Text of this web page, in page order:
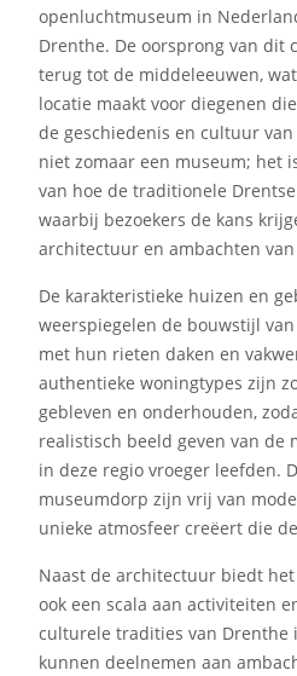
openluchtmuseum in
Drenthe. De oorsprong van dit
terug tot de middeleeuwen,
locatie maakt voor diegenen
de geschiedenis en cultuur
niet zomaar een museum; het
van hoe de traditionele
waarbij bezoekers de kans
architectuur en ambachten
De karakteristieke huizen en
weerspiegelen de bouwstijl
met hun rieten daken en
authentieke woningtypes zijn
gebleven en onderhouden,
realistisch beeld geven van de
in deze regio vroeger leefden.
museumdorp zijn vrij van
unieke atmosfeer creëert die
Naast de architectuur biedt
ook een scala aan activiteiten
culturele tradities van Drenthe
kunnen deelnemen aan